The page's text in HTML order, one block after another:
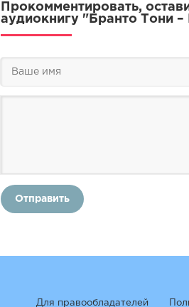
Прокомментировать,
аудиокнигу "Бранто Тони –
Отправить
Для правообладателей